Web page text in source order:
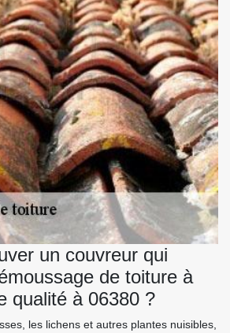
un couvreur qui
de toiture à
qualité à 06380 ?
les lichens et autres plantes nuisibles,